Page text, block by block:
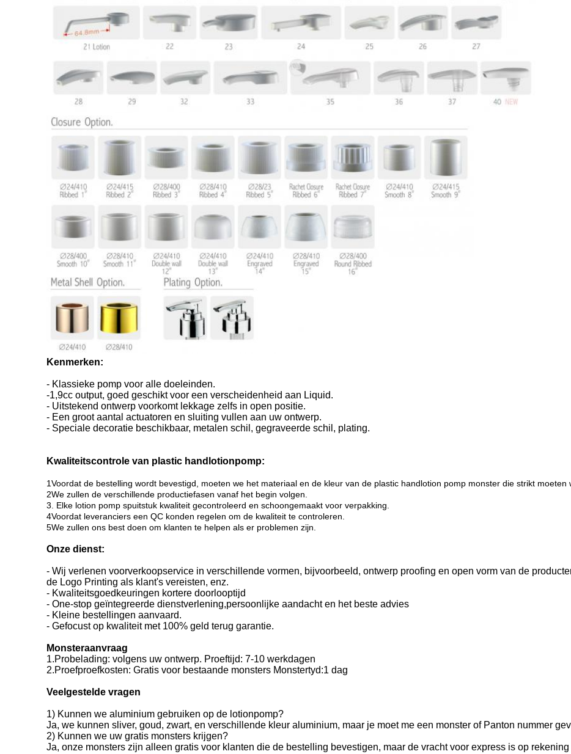
Kenmerken:
- Klassieke pomp voor alle doeleinden.
-1,9cc output, goed geschikt voor een verscheidenheid aan Liquid.
- Uitstekend ontwerp voorkomt lekkage zelfs in open positie.
- Een groot aantal actuatoren en sluiting vullen aan uw ontwerp.
- Speciale decoratie beschikbaar, metalen schil, gegraveerde schil, plating.
Kwaliteitscontrole van plastic handlotionpomp:
1Voordat de bestelling wordt bevestigd, moeten we het materiaal en de kleur van de plastic handlotion pomp monster die strikt moeten
2We zullen de verschillende productiefasen vanaf het begin volgen.
3. Elke lotion pomp spuitstuk kwaliteit gecontroleerd en schoongemaakt voor verpakking.
4Voordat leveranciers een QC konden regelen om de kwaliteit te controleren.
5We zullen ons best doen om klanten te helpen als er problemen zijn.
Onze dienst:
- Wij verlenen voorverkoopservice in verschillende vormen, bijvoorbeeld, ontwerp proofing en open vorm van de
de Logo Printing als klant's vereisten, enz.
- Kwaliteitsgoedkeuringen kortere doorlooptijd
- One-stop geïntegreerde dienstverlening,persoonlijke aandacht en het beste advies
- Kleine bestellingen aanvaard.
- Gefocust op kwaliteit met 100% geld terug garantie.
Monsteraanvraag
1.Probelading: volgens uw ontwerp. Proeftijd: 7-10 werkdagen
2.Proefproefkosten: Gratis voor bestaande monsters Monstertyd:1 dag
Veelgestelde vragen
1) Kunnen we aluminium gebruiken op de lotionpomp?
Ja, we kunnen sliver, goud, zwart, en verschillende kleur aluminium, maar je moet me een monster of Panton nummer
2) Kunnen we uw gratis monsters krijgen?
Ja, onze monsters zijn alleen gratis voor klanten die de bestelling bevestigen, maar de vracht voor express is op rekening